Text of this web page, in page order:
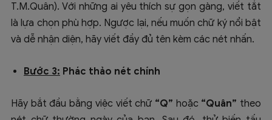
T.M.Quân). Với những ai yêu thích sự gọn gàng, viết tắt
là lựa chọn phù hợp. Ngược lại, nếu muốn chữ ký nổi bật
và dễ nhận diện, hãy viết đầy đủ tên kèm các nét nhấn.
Bước 3: Phác thảo nét chính
Hãy bắt đầu bằng việc viết chữ “Q” hoặc “Quân” theo